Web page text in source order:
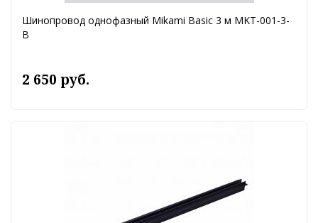
Шинопровод однофазный Mikami Basic 3 м MKT-001-3-
B
2 650 руб.